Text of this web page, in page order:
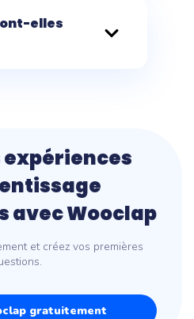
elles
expériences
avec Wooclap
et créez vos premières
gratuitement